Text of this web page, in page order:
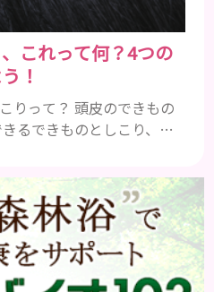
これって何？4つの
！
りって？ 頭皮のできもの
るできものとしこり、と
によっても違います。まず
も、どんな種類のできも
説いきましょう。 水疱 ご
と思いますが、すいほ
皮や表皮下にできるもので